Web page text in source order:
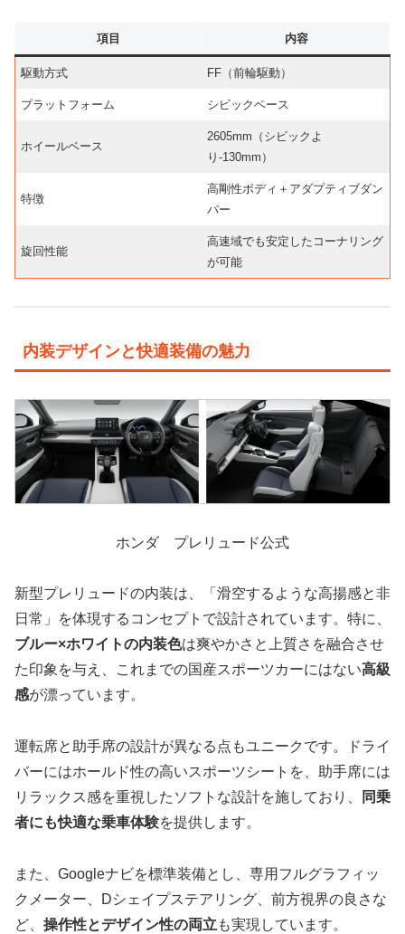
項目 内容
駆動方式 FF（前輪駆動）
プラットフォーム シビックベース
ホイールベース
2605mm（シビックよ
り-130mm）
特徴
高剛性ボディ＋アダプティブダン
パー
旋回性能
高速域でも安定したコーナリング
が可能
内装デザインと快適装備の魅力
ホンダ プレリュード公式
新型プレリュードの内装は、「滑空するような高揚感と非
日常」を体現するコンセプトで設計されています。特に、
ブルー×ホワイトの内装色は爽やかさと上質さを融合させ
た印象を与え、これまでの国産スポーツカーにはない高級
感が漂っています。
運転席と助手席の設計が異なる点もユニークです。ドライ
バーにはホールド性の高いスポーツシートを、助手席には
リラックス感を重視したソフトな設計を施しており、
同乗
者にも快適な乗車体験を提供します。
また、Googleナビを標準装備とし、専用フルグラフィッ
クメーター、Dシェイプステアリング、前方視界の良さな
ど、 操作性とデザイン性の両立 も実現しています。